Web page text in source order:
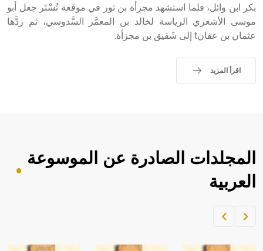
بكر ابن وائل، فلما استشهد مجزأة بن ثور في موقعة تُسْتَر جعل أبو
موسى الأشعري الرياسة لخالد بن المعمَّر السَّدوسي، ثم ردَّها
عثمان بن عفانt إلى شَقيق بن مجزأة.
اقرأ المزيد
المجلدات الصادرة عن الموسوعة
العربية